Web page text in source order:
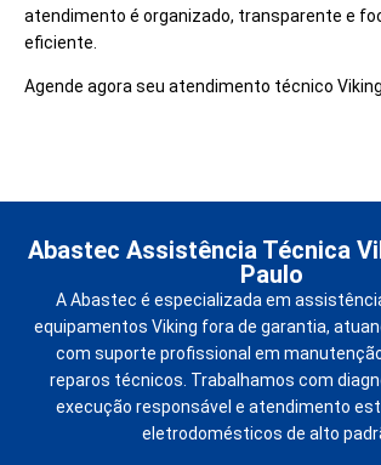
atendimento é organizado, transparente e
eficiente.
Agende agora seu atendimento técnico Viking
Abastec Assistência Técnica
Paulo
A Abastec é especializada em
equipamentos Viking fora de garantia,
com suporte profissional em
reparos técnicos. Trabalhamos com
execução responsável e atendimento
eletrodomésticos de alto